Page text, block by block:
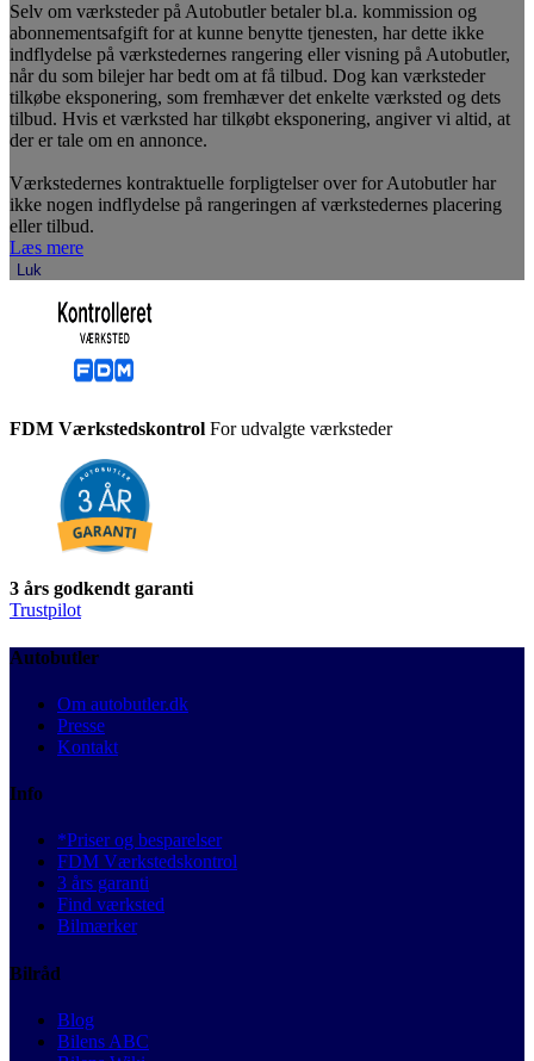
Selv om værksteder på Autobutler betaler bl.a. kommission og
abonnementsafgift for at kunne benytte tjenesten, har dette ikke
indflydelse på værkstedernes rangering eller visning på Autobutler,
når du som bilejer har bedt om at få tilbud. Dog kan værksteder
tilkøbe eksponering, som fremhæver det enkelte værksted og dets
tilbud. Hvis et værksted har tilkøbt eksponering, angiver vi altid, at
der er tale om en annonce.
Værkstedernes kontraktuelle forpligtelser over for Autobutler har
ikke nogen indflydelse på rangeringen af værkstedernes placering
eller tilbud.
Læs mere
Luk
FDM Værkstedskontrol For udvalgte værksteder
3 års godkendt garanti
Trustpilot
Autobutler
Om autobutler.dk
Presse
Kontakt
Info
*Priser og besparelser
FDM Værkstedskontrol
3 års garanti
Find værksted
Bilmærker
Bilråd
Blog
Bilens ABC